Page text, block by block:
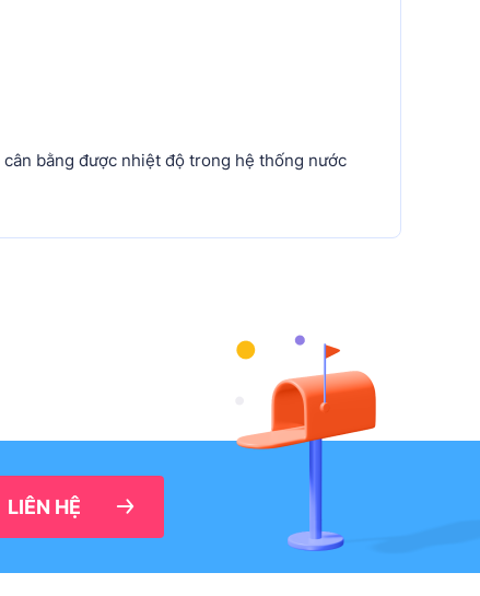
bằng được nhiệt độ trong hệ thống nước
LIÊN HỆ